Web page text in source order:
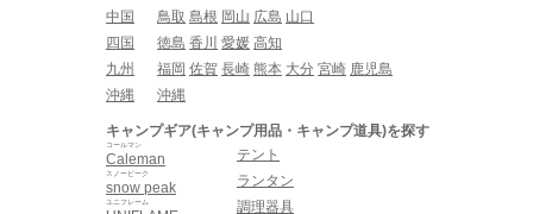
中国
鳥取 島根 岡山 広島 山口
四国
徳島 香川 愛媛 高知
九州
福岡 佐賀 長崎 熊本 大分 宮崎 鹿児島
沖縄
沖縄
キャンプギア(キャンプ用品・キャンプ道具)を探す
Caleman
コールマン
snow peak
スノーピーク
ユニフレーム
テント
ランタン
調理器具